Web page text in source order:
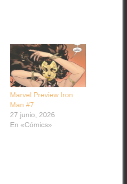
Marvel Preview Iron
Man #7
27 junio, 2026
En «Cómics»